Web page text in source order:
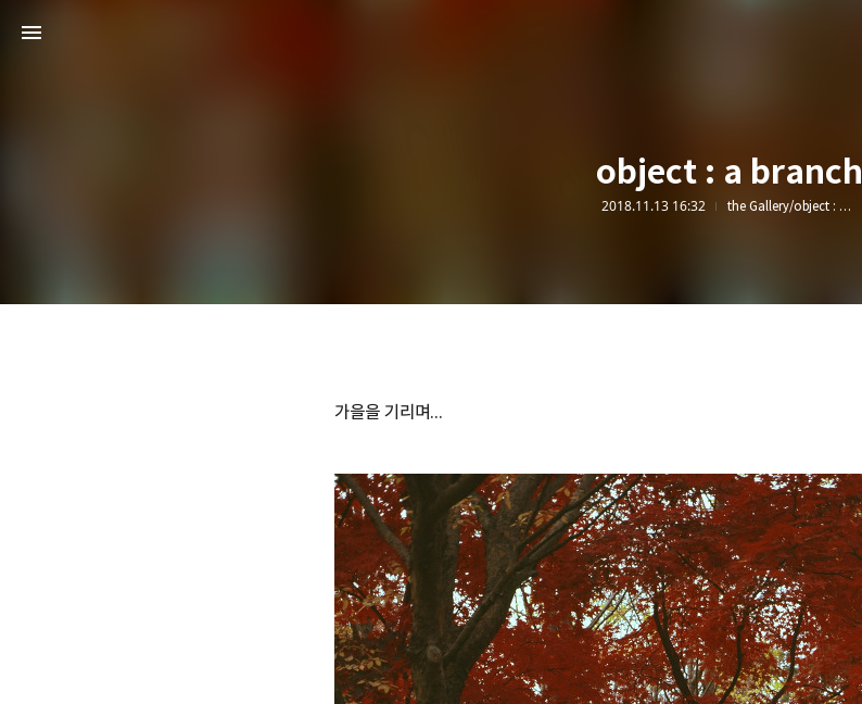
object : a branch
2018.11.13 16:32 the Gallery/object : a branch
가을을 기리며...